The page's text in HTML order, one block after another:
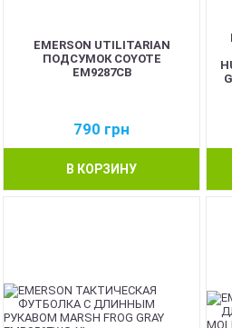
EMERSON UTILITARIAN
ПОДСУМОК COYOTE
EM9287CB
790 грн
В КОРЗИНУ